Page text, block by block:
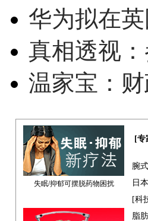
华为拟在
真相透视
温家宝：
失眠/抑郁可摆脱药物困扰
[专
腕
日
[科
脂